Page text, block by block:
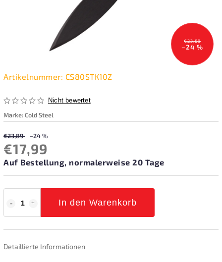
€23,89
–24 %
Artikelnummer: CS80STK10Z
Nicht bewertet
Marke:Cold Steel
€23,89 –24 %
€17,99
Auf Bestellung, normalerweise 20 Tage
In den Warenkorb
Detaillierte Informationen